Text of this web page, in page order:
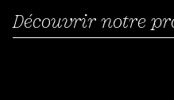
Découvrir notre